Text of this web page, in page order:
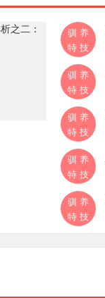
驯养
特技
驯养
特技
驯养
特技
驯养
特技
驯养
特技